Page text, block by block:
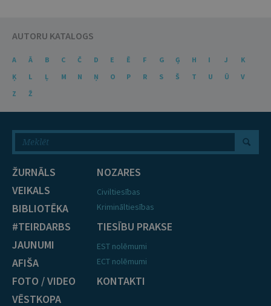
AUTORU KATALOGS
A Ā B C Č D E Ē F G Ģ H I J
K
Ķ
L Ļ M N Ņ O P R S Š T U Ū
V
Z
Ž
ŽURNĀLS
VEIKALS
BIBLIOTĒKA
#TEIRDARBS
JAUNUMI
AFIŠA
FOTO / VIDEO
VĒSTKOPA
NOZARES
Civiltiesības
Krimināltiesības
TIESĪBU PRAKSE
EST nolēmumi
ECT nolēmumi
KONTAKTI